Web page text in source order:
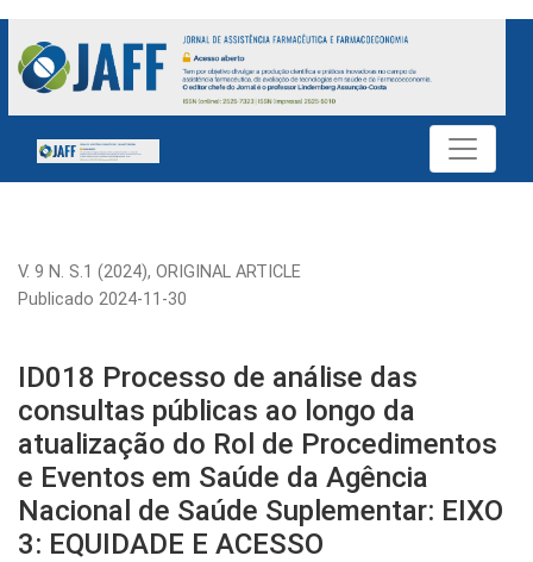
ID018 Processo de análise das consultas públicas ao longo
V. 9 N. S.1 (2024), ORIGINAL ARTICLE
ID018 Processo de análise das
consultas públicas ao longo da
atualização do Rol de Procedimentos
e Eventos em Saúde da Agência
Nacional de Saúde Suplementar: EIXO
3: EQUIDADE E ACESSO
Publicado 2024-11-30